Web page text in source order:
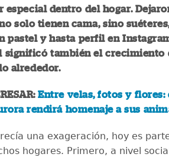
especial dentro del hogar.
solo tienen cama, sino
pastel y hasta perfil en
significó también el crecimiento
alrededor.
Entre velas, fotos y flores:
rendirá homenaje a sus
una exageración, hoy es
hogares. Primero, a nivel